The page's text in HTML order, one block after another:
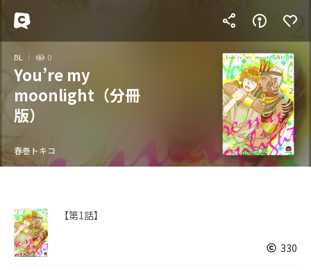
BL 0
You’re my
moonlight（分冊
版）
春巻トキコ
【第1話】
330